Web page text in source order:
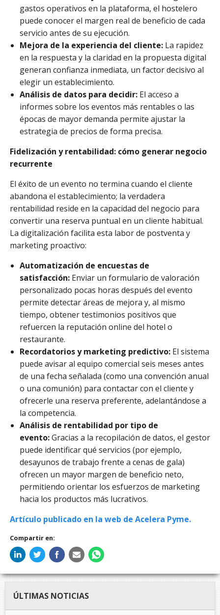
gastos operativos en la plataforma, el hostelero
puede conocer el margen real de beneficio de cada
servicio antes de su ejecución.
Mejora de la experiencia del cliente: La rapidez
en la respuesta y la claridad en la propuesta digital
generan confianza inmediata, un factor decisivo al
elegir un establecimiento.
Análisis de datos para decidir: El acceso a
informes sobre los eventos más rentables o las
épocas de mayor demanda permite ajustar la
estrategia de precios de forma precisa.
Fidelización y rentabilidad: cómo generar negocio
recurrente
El éxito de un evento no termina cuando el cliente
abandona el establecimiento; la verdadera
rentabilidad reside en la capacidad del negocio para
convertir una reserva puntual en un cliente habitual.
La digitalización facilita esta labor de postventa y
marketing proactivo:
Automatización de encuestas de
satisfacción: Enviar un formulario de valoración
personalizado pocas horas después del evento
permite detectar áreas de mejora y, al mismo
tiempo, obtener testimonios positivos que
refuercen la reputación online del hotel o
restaurante.
Recordatorios y marketing predictivo: El sistema
puede avisar al equipo comercial seis meses antes
de una fecha señalada (como una convención anual
o una comunión) para contactar con el cliente y
ofrecerle una reserva preferente, adelantándose a
la competencia.
Análisis de rentabilidad por tipo de
evento:Gracias a la recopilación de datos, el gestor
puede identificar qué servicios (por ejemplo,
desayunos de trabajo frente a cenas de gala)
ofrecen un mayor margen de beneficio neto,
permitiendo orientar los esfuerzos de marketing
hacia los productos más lucrativos.
Artículo publicado en la web de Acelera Pyme.
Compartir en:
ÚLTIMAS NOTICIAS